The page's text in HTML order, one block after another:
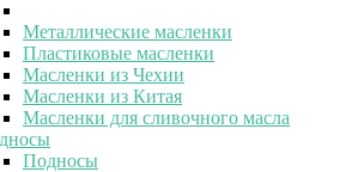
Металлические масленки
Пластиковые масленки
Масленки из Чехии
Масленки из Китая
Масленки для сливочного масла
Подносы